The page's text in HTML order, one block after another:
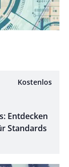
Kostenlos
Entdecken
Standards